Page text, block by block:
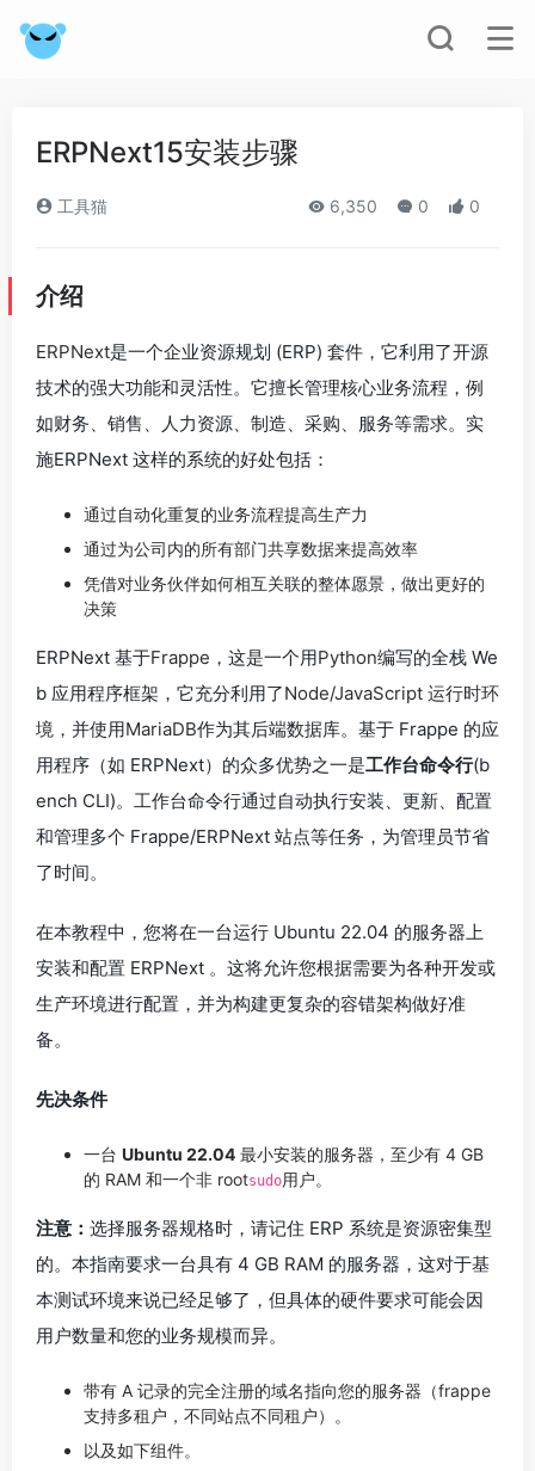
ERPNext15安装步骤
工具猫 6,350 0 0
介绍
ERPNext是一个企业资源规划 (ERP) 套件，它利用了开源
技术的强大功能和灵活性。它擅长管理核心业务流程，例
如财务、销售、人力资源、制造、采购、服务等需求。实
施ERPNext 这样的系统的好处包括：
通过自动化重复的业务流程提高生产力
通过为公司内的所有部门共享数据来提高效率
凭借对业务伙伴如何相互关联的整体愿景，做出更好的
决策
ERPNext 基于Frappe ，这是一个用Python编写的全栈 We
b 应用程序框架，它充分利用了Node/JavaScript 运行时环
境， 并使用MariaDB作为其后端数据库。基于 Frappe 的应
用程序（如 ERPNext）的众多优势之一是工作台命令行(b
ench CLI)。工作台命令行通过自动执行安装、更新、配置
和管理多个 Frappe/ERPNext 站点等任务，为管理员节省
了时间。
在本教程中，您将在一台运行 Ubuntu 22.04 的服务器上
安装和配置 ERPNext 。这将允许您根据需要为各种开发或
生产环境进行配置，并为构建更复杂的容错架构做好准
备。
先决条件
一台 Ubuntu 22.04 最小安装的服务器，至少有 4 GB
的 RAM 和一个非 rootsudo用户。
注意： 选择服务器规格时，请记住 ERP 系统是资源密集型
的。本指南要求一台具有 4 GB RAM 的服务器，这对于基
本测试环境来说已经足够了，但具体的硬件要求可能会因
用户数量和您的业务规模而异。
带有 A 记录的完全注册的域名指向您的服务器（frappe
支持多租户，不同站点不同租户）。
以及如下组件。